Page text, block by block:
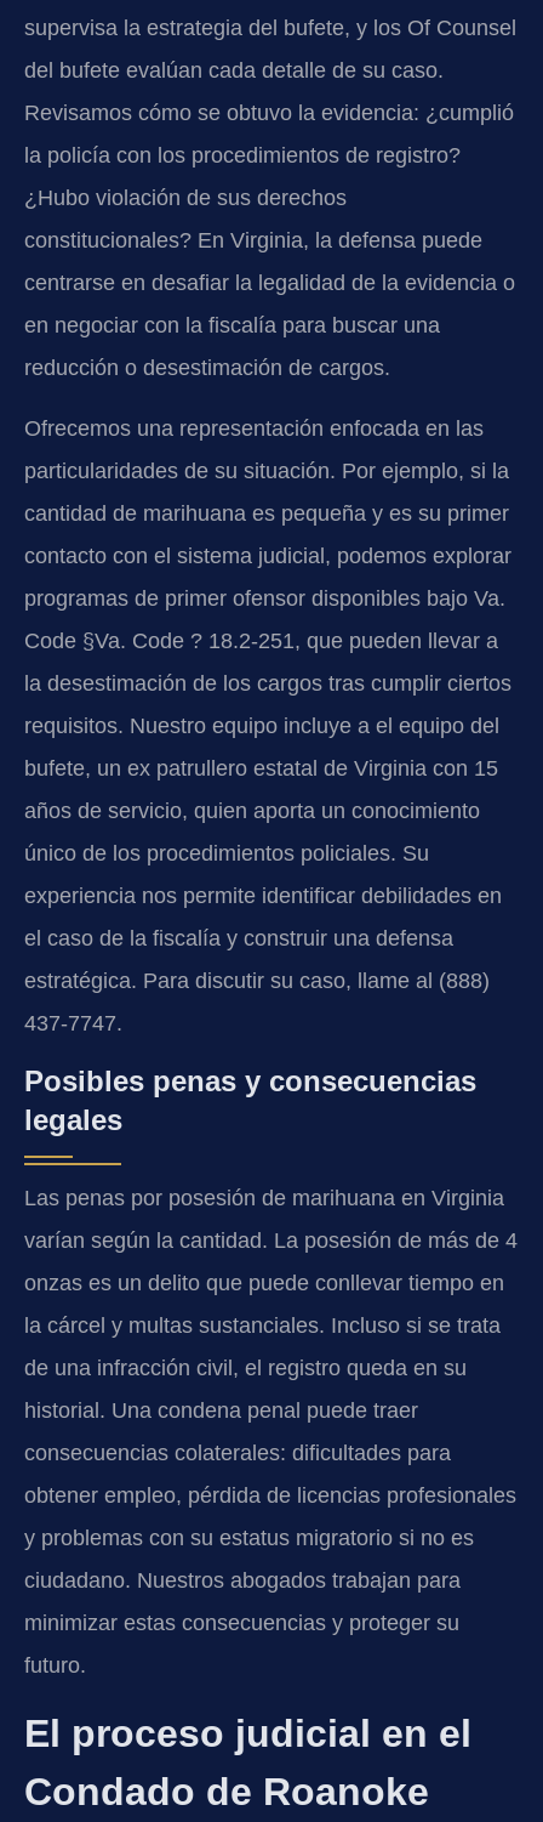
supervisa la estrategia del bufete, y los Of Counsel
del bufete evalúan cada detalle de su caso.
Revisamos cómo se obtuvo la evidencia: ¿cumplió
la policía con los procedimientos de registro?
¿Hubo violación de sus derechos
constitucionales? En Virginia, la defensa puede
centrarse en desafiar la legalidad de la evidencia o
en negociar con la fiscalía para buscar una
reducción o desestimación de cargos.
Ofrecemos una representación enfocada en las
particularidades de su situación. Por ejemplo, si la
cantidad de marihuana es pequeña y es su primer
contacto con el sistema judicial, podemos explorar
programas de primer ofensor disponibles bajo Va.
Code §Va. Code ? 18.2-251, que pueden llevar a
la desestimación de los cargos tras cumplir ciertos
requisitos. Nuestro equipo incluye a el equipo del
bufete, un ex patrullero estatal de Virginia con 15
años de servicio, quien aporta un conocimiento
único de los procedimientos policiales. Su
experiencia nos permite identificar debilidades en
el caso de la fiscalía y construir una defensa
estratégica. Para discutir su caso, llame al (888)
437-7747.
Posibles penas y consecuencias
legales
Las penas por posesión de marihuana en Virginia
varían según la cantidad. La posesión de más de 4
onzas es un delito que puede conllevar tiempo en
la cárcel y multas sustanciales. Incluso si se trata
de una infracción civil, el registro queda en su
historial. Una condena penal puede traer
consecuencias colaterales: dificultades para
obtener empleo, pérdida de licencias profesionales
y problemas con su estatus migratorio si no es
ciudadano. Nuestros abogados trabajan para
minimizar estas consecuencias y proteger su
futuro.
El proceso judicial en el
Condado de Roanoke